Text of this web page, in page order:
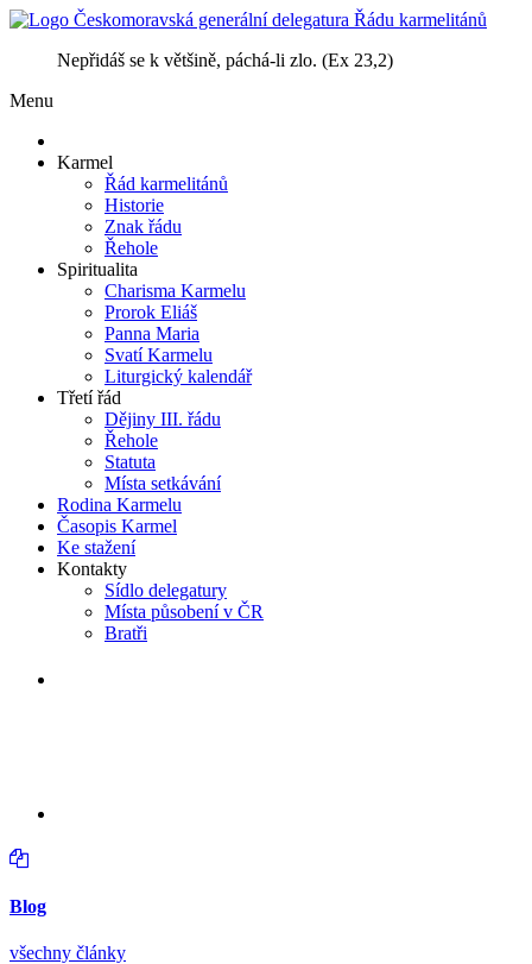
Nepřidáš se k většině, páchá-li zlo. (Ex 23,2)
Menu
Karmel
Řád karmelitánů
Historie
Znak řádu
Řehole
Spiritualita
Charisma Karmelu
Prorok Eliáš
Panna Maria
Svatí Karmelu
Liturgický kalendář
Třetí řád
Dějiny III. řádu
Řehole
Statuta
Místa setkávání
Rodina Karmelu
Časopis Karmel
Ke stažení
Kontakty
Sídlo delegatury
Místa působení v ČR
Bratři
Blog
všechny články